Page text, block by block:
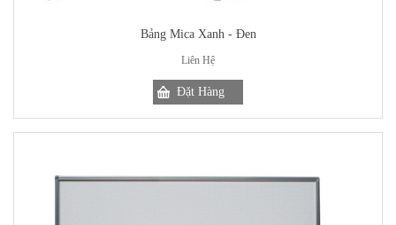
Bảng Mica Xanh - Đen
Liên Hệ